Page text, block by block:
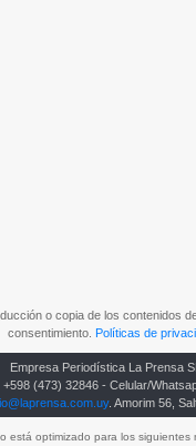
o copia de los contenidos
consentimiento. Políticas de
Empresa Periodística La Prensa
+598 (473) 32846 - Celular/
. Amorim 56,
está optimizado para los siguientes